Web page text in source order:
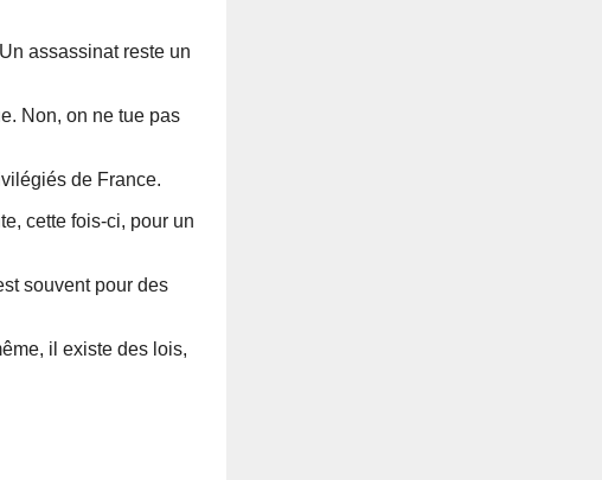
assassinat reste un
Non, on ne tue pas
de France.
cette fois-ci, pour un
souvent pour des
il existe des lois,